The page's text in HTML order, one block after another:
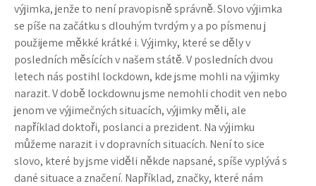
výjimka, jenže to není pravopisně správně. Slovo výjimka
se píše na začátku s dlouhým tvrdým y a po písmenu j
použijeme měkké krátké i. Výjimky, které se děly v
posledních měsících v našem státě. V posledních dvou
letech nás postihl lockdown, kde jsme mohli na výjimky
narazit. V době lockdownu jsme nemohli chodit ven nebo
jenom ve výjimečných situacích, výjimky měli, ale
například doktoři, poslanci a prezident. Na výjimku
můžeme narazit i v dopravních situacích. Není to sice
slovo, které by jsme viděli někde napsané, spíše vyplývá s
dané situace a značení. Například, značky, které nám